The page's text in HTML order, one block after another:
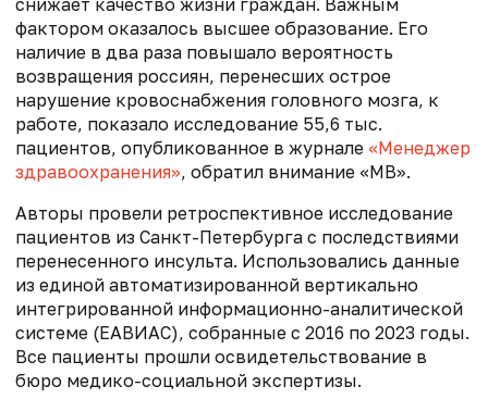
снижает качество жизни граждан. Важным
фактором оказалось высшее образование. Его
наличие в два раза повышало вероятность
возвращения россиян, перенесших острое
нарушение кровоснабжения головного мозга, к
работе, показало исследование 55,6 тыс.
пациентов, опубликованное в журнале «Менеджер
здравоохранения», обратил внимание «МВ».
Авторы провели ретроспективное исследование
пациентов из Санкт-Петербурга с последствиями
перенесенного инсульта. Использовались данные
из единой автоматизированной вертикально
интегрированной информационно-аналитической
системе (ЕАВИАС), собранные с 2016 по 2023 годы.
Все пациенты прошли освидетельствование в
бюро медико-социальной экспертизы.